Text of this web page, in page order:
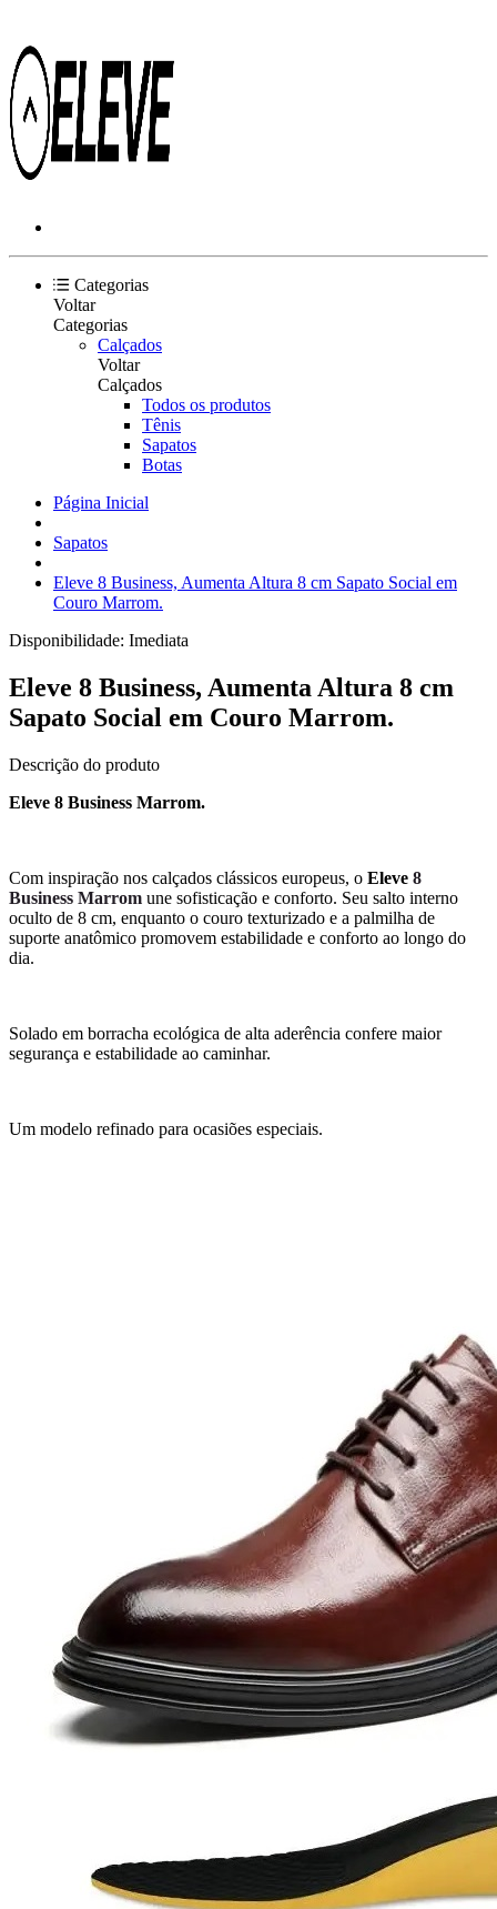
Categorias
Voltar
Categorias
Calçados
Voltar
Calçados
Todos os produtos
Tênis
Sapatos
Botas
Página Inicial
Sapatos
Eleve 8 Business, Aumenta Altura 8 cm Sapato Social em
Couro Marrom.
Disponibilidade: Imediata
Eleve 8 Business, Aumenta Altura 8 cm
Sapato Social em Couro Marrom.
Descrição do produto
Eleve 8 Business Marrom.
Com inspiração nos calçados clássicos europeus, o Eleve 8
Business Marrom une sofisticação e conforto. Seu salto interno
oculto de 8 cm, enquanto o couro texturizado e a palmilha de
suporte anatômico promovem estabilidade e conforto ao longo do
dia.
Solado em borracha ecológica de alta aderência confere maior
segurança e estabilidade ao caminhar.
Um modelo refinado para ocasiões especiais.